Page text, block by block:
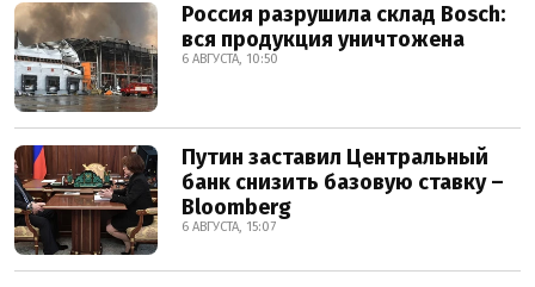
Россия разрушила склад Bosch:
вся продукция уничтожена
6 АВГУСТА, 10:50
Путин заставил Центральный
банк снизить базовую ставку –
Bloomberg
6 АВГУСТА, 15:07